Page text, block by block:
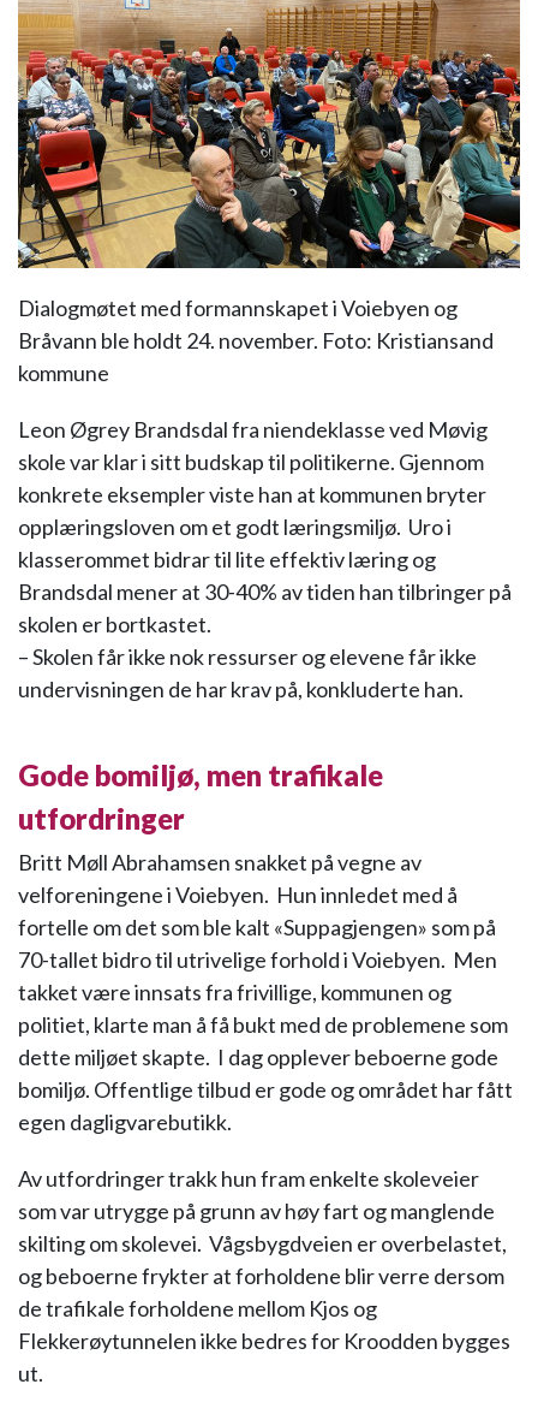
Dialogmøtet med formannskapet i Voiebyen og
Bråvann ble holdt 24. november. Foto: Kristiansand
kommune
Leon Øgrey Brandsdal fra niendeklasse ved Møvig
skole var klar i sitt budskap til politikerne. Gjennom
konkrete eksempler viste han at kommunen bryter
opplæringsloven om et godt læringsmiljø. Uro i
klasserommet bidrar til lite effektiv læring og
Brandsdal mener at 30-40% av tiden han tilbringer på
skolen er bortkastet.
– Skolen får ikke nok ressurser og elevene får ikke
undervisningen de har krav på, konkluderte han.
Gode bomiljø, men trafikale
utfordringer
Britt Møll Abrahamsen snakket på vegne av
velforeningene i Voiebyen. Hun innledet med å
fortelle om det som ble kalt «Suppagjengen» som på
70-tallet bidro til utrivelige forhold i Voiebyen. Men
takket være innsats fra frivillige, kommunen og
politiet, klarte man å få bukt med de problemene som
dette miljøet skapte. I dag opplever beboerne gode
bomiljø. Offentlige tilbud er gode og området har fått
egen dagligvarebutikk.
Av utfordringer trakk hun fram enkelte skoleveier
som var utrygge på grunn av høy fart og manglende
skilting om skolevei. Vågsbygdveien er overbelastet,
og beboerne frykter at forholdene blir verre dersom
de trafikale forholdene mellom Kjos og
Flekkerøytunnelen ikke bedres for Kroodden bygges
ut.